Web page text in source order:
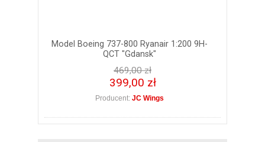
Model Boeing 737-800 Ryanair 1:200 9H-
QCT "Gdansk"
469,00 zł
399,00 zł
Producent: JC Wings